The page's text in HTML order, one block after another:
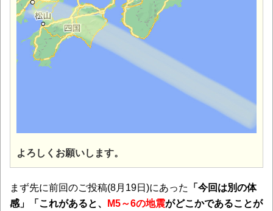
よろしくお願いします。
まず先に前回のご投稿(8月19日)にあった
「今回は別の体
感」「これがあると、
M5～6の地震がどこかであることが